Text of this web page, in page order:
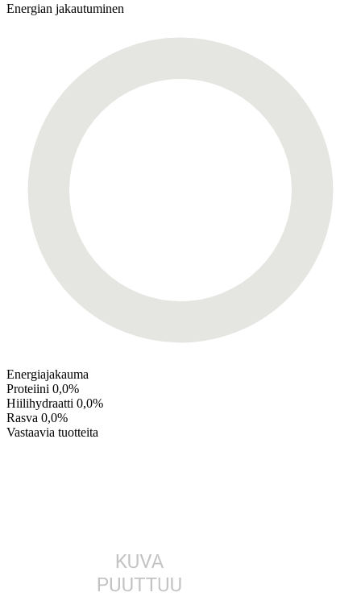
Energian jakautuminen
Energiajakauma
Proteiini 0,0%
Hiilihydraatti 0,0%
Rasva 0,0%
Vastaavia tuotteita